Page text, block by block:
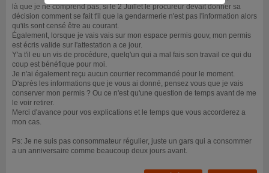
là que je ne comprend pas, si le 2 Juillet le procureur devait donner sa
décision comment se fait t'il que la gendarmerie n'est pas l'information alors
qu'ils sont censé être au courant.
Également, lorsque je vais vais sur mon espace permis gouv, mon permis
est écris valide sur l'attestation a ce jour.
Y'a t'il eu un vis de procédure, quelq'un qui a mal fais son travail ce qui du
coup est bénéfique pour moi.
Je n'ai également reçu aucun courrier recommandé pour le moment.
D'après les informations que je vous ai donné, pensez vous que je vais
conserver mon permis ? Ou ce n'est qu'une question de temps avant de me
le voir retirer.
Merci d'avance pour vos explications et le temps que vous accorderez a
mon cas.
Ps: Je ne suis pas consommateur régulier, juste un gars qui a consommer
a un anniversaire comme beaucoup deux jours avant.